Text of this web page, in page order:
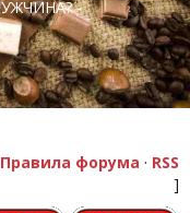
-
Правила форума · RSS
]